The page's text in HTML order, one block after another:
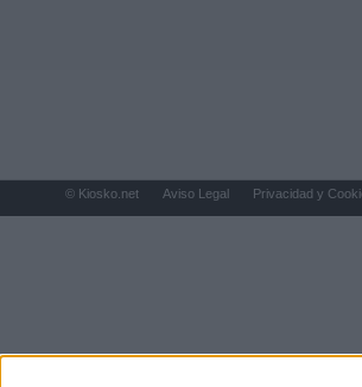
© Kiosko.net Aviso Legal Privacidad y